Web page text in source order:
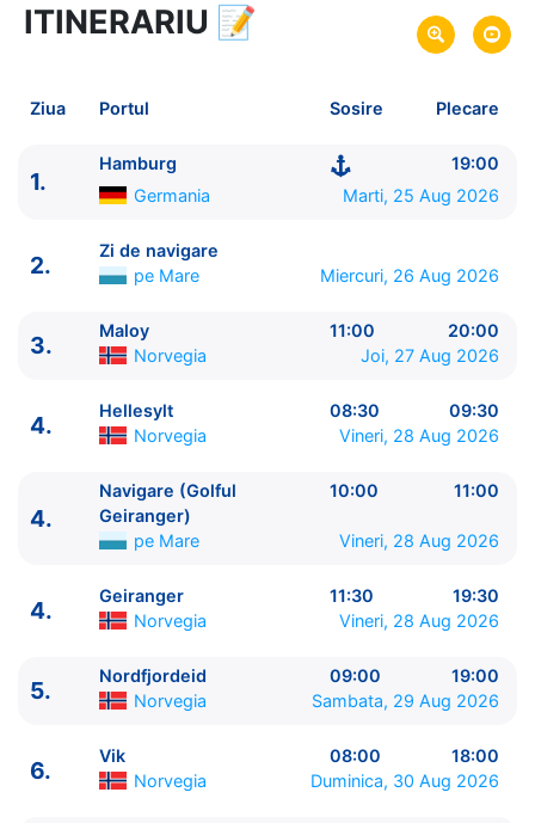
10 zile vacanta de croaziera in
Fiordurile Norvegiene -link oferta
Plecare pe 25 Aug 2026 din Hamburg, Germania
Costa Cruises
ITINERARIU
Ziua | Portul | Sosire - Plecare
Hamburg Germania
⚓ - 19:00
2.
Zi de navigare pe Mare
0:00 - 0:00
4.
Hellesylt Norvegia
08:30 - 09:30
4.
Navigare (Golful Geiranger) pe Mare 10:00 -
4.
Geiranger
11:30 - 19:30
Nordfjordeid Norvegia
09:00 - 19:00
ITINERARIU 📝
Ziua Portul Sosire Plecare
1.
Hamburg
19:00
Germania
Marti, 25 Aug 2026
2.
Zi de navigare
pe Mare
Miercuri, 26 Aug 2026
3.
Maloy 11:00
20:00
Norvegia
Joi, 27 Aug 2026
4.
Hellesylt 08:30
09:30
Norvegia
Vineri, 28 Aug 2026
4.
Navigare (Golful
Geiranger)
10:00 11:00
pe Mare Vineri, 28 Aug 2026
4.
Geiranger 11:30
19:30
Norvegia
Vineri, 28 Aug 2026
5.
Nordfjordeid 09:00
19:00
Norvegia
Sambata, 29 Aug 2026
6.
Vik 08:00
18:00
Norvegia
Duminica, 30 Aug 2026